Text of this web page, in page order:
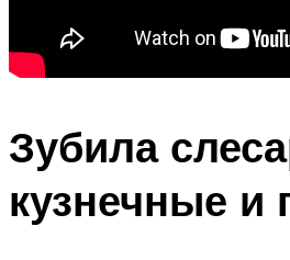
Зубила
кузнечные и